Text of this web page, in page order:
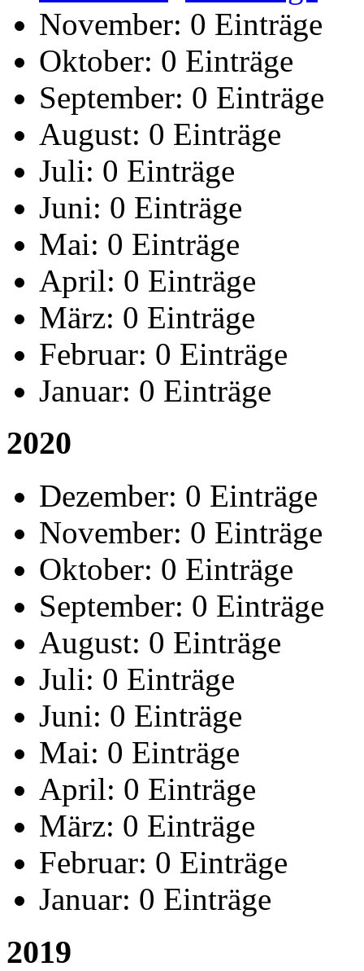
November: 0 Einträge
Oktober: 0 Einträge
September: 0 Einträge
August: 0 Einträge
Juli: 0 Einträge
Juni: 0 Einträge
Mai: 0 Einträge
April: 0 Einträge
März: 0 Einträge
Februar: 0 Einträge
Januar: 0 Einträge
2020
Dezember: 0 Einträge
November: 0 Einträge
Oktober: 0 Einträge
September: 0 Einträge
August: 0 Einträge
Juli: 0 Einträge
Juni: 0 Einträge
Mai: 0 Einträge
April: 0 Einträge
März: 0 Einträge
Februar: 0 Einträge
Januar: 0 Einträge
2019